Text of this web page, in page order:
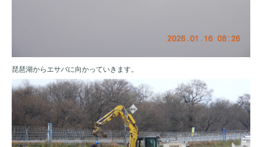
琵琶湖からエサバに向かっていきます。